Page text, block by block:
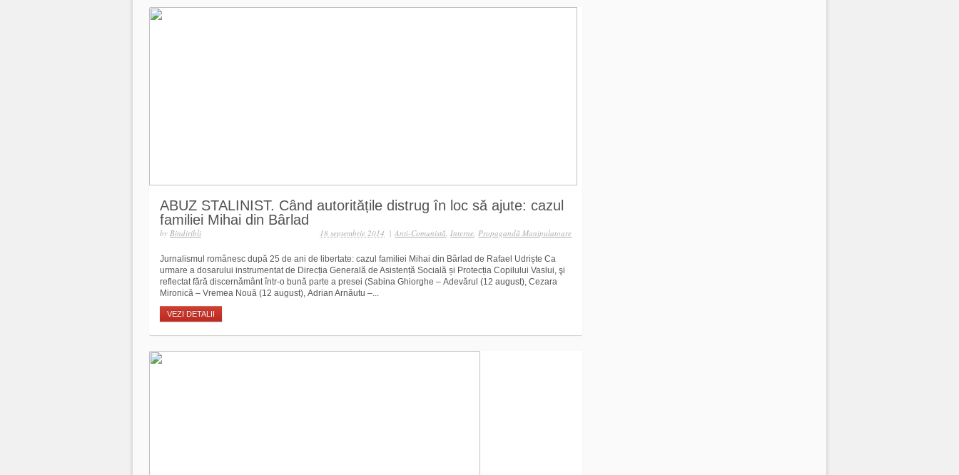
ABUZ STALINIST. Când autoritățile distrug în loc să ajute: cazul
familiei Mihai din Bârlad
by Bindiribli | Anti-Comunistă,Interne,Propagandă Manipulatoare
18 septembrie 2014
Jurnalismul românesc după 25 de ani de libertate: cazul familiei Mihai din Bârlad de Rafael Udriște Ca
urmare a dosarului instrumentat de Direcția Generală de Asistență Socială și Protecția Copilului Vaslui, şi
reflectat fără discernământ într-o bună parte a presei (Sabina Ghiorghe – Adevărul (12 august), Cezara
Mironică – Vremea Nouă (12 august), Adrian Arnăutu –...
VEZI DETALII